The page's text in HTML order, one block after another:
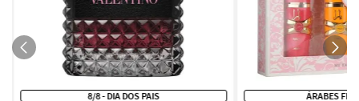
8/8 - DIA DOS PAIS ÁRABES